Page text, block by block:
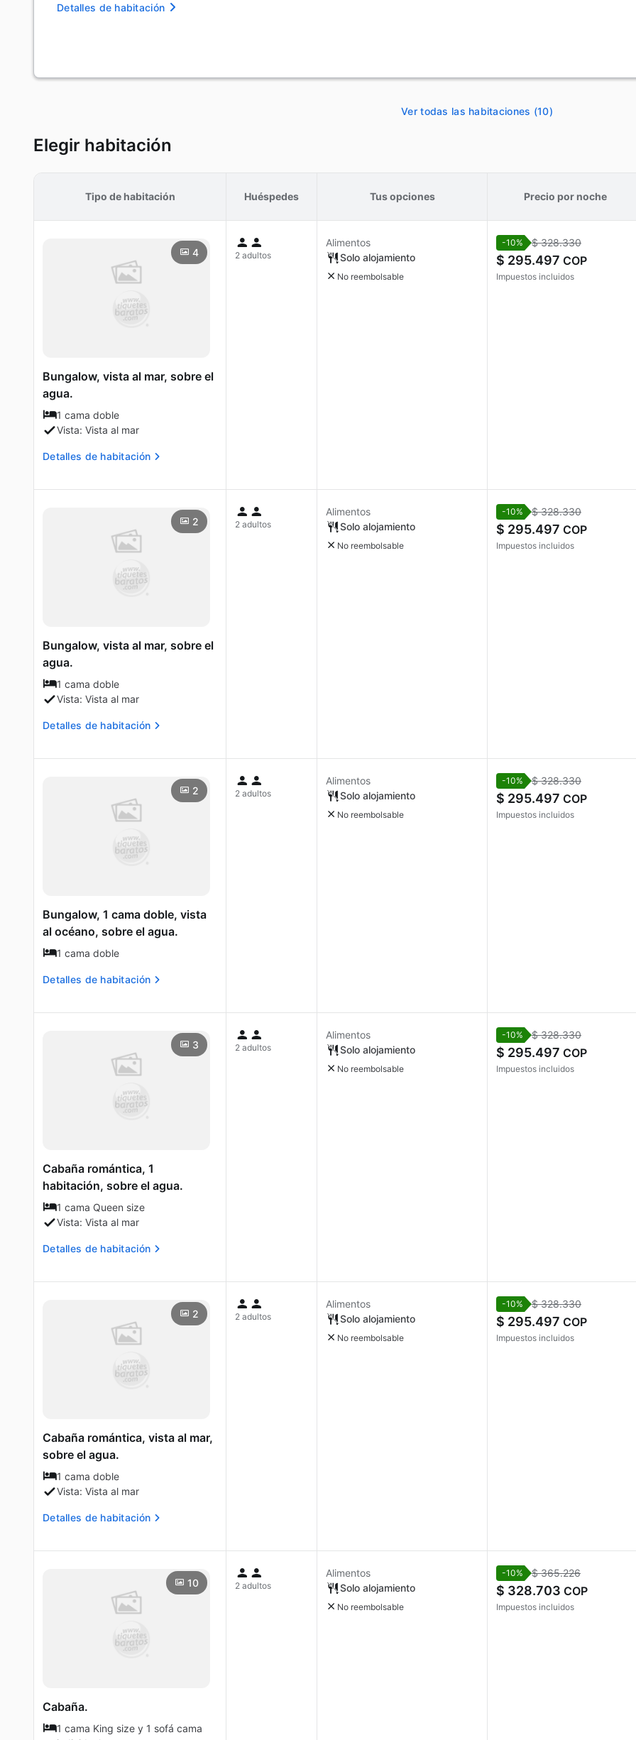
Detalles de habitación
Ver todas las habitaciones (10)
Elegir habitación
Tipo de habitación Huéspedes Tus opciones Precio por noche
4
Bungalow, vista al mar, sobre el
agua.
1 cama doble
Vista: Vista al mar
Detalles de habitación
2 adultos
Alimentos
Solo alojamiento
No reembolsable
-10% $ 328.330
$ 295.497 COP
Impuestos incluidos
2
Bungalow, vista al mar, sobre el
agua.
1 cama doble
Vista: Vista al mar
Detalles de habitación
2 adultos
Alimentos
Solo alojamiento
No reembolsable
-10% $ 328.330
$ 295.497 COP
Impuestos incluidos
2
Bungalow, 1 cama doble, vista
al océano, sobre el agua.
1 cama doble
Detalles de habitación
2 adultos
Alimentos
Solo alojamiento
No reembolsable
-10% $ 328.330
$ 295.497 COP
Impuestos incluidos
3
Cabaña romántica, 1
habitación, sobre el agua.
1 cama Queen size
Vista: Vista al mar
Detalles de habitación
2 adultos
Alimentos
Solo alojamiento
No reembolsable
-10% $ 328.330
$ 295.497 COP
Impuestos incluidos
2
Cabaña romántica, vista al mar,
sobre el agua.
1 cama doble
Vista: Vista al mar
Detalles de habitación
2 adultos
Alimentos
Solo alojamiento
No reembolsable
-10% $ 328.330
$ 295.497 COP
Impuestos incluidos
10
Cabaña.
1 cama King size y 1 sofá cama
2 adultos
Alimentos
Solo alojamiento
No reembolsable
-10% $ 365.226
$ 328.703 COP
Impuestos incluidos